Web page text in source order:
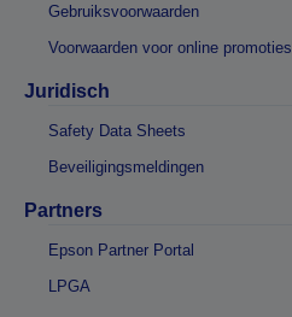
Gebruiksvoorwaarden
Voorwaarden voor online promoties
Juridisch
Safety Data Sheets
Beveiligingsmeldingen
Partners
Epson Partner Portal
LPGA